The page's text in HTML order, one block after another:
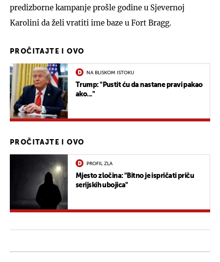
predizborne kampanje prošle godine u Sjevernoj
Karolini da želi vratiti ime baze u Fort Bragg.
PROČITAJTE I OVO
NA BLISKOM ISTOKU
Trump: "Pustit ću da nastane pravi pakao
ako..."
PROČITAJTE I OVO
PROFIL ZLA
Mjesto zločina: "Bitno je ispričati priču
serijskih ubojica"